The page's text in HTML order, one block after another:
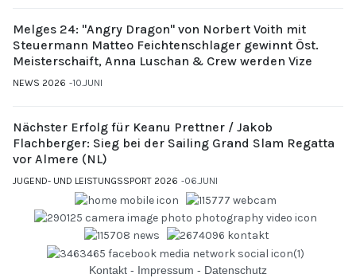
Melges 24: "Angry Dragon" von Norbert Voith mit
Steuermann Matteo Feichtenschlager gewinnt Öst.
Meisterschaift, Anna Luschan & Crew werden Vize
NEWS 2026 10.JUNI
Nächster Erfolg für Keanu Prettner / Jakob
Flachberger: Sieg bei der Sailing Grand Slam Regatta
vor Almere (NL)
JUGEND- UND LEISTUNGSSPORT 2026 06.JUNI
Kontakt - Impressum - Datenschutz